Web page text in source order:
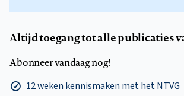
Altijd toegang tot alle publicaties
Abonneer vandaag nog!
12 weken kennismaken met het NTVG